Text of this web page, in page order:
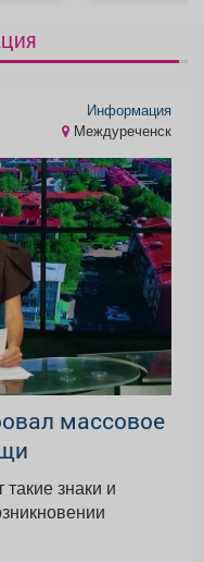
Информация
Междуреченск
массовое
знаки и